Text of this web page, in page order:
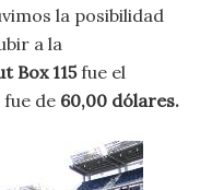
la posibilidad
a la
Box 115fue el
de 60,00 dólares.